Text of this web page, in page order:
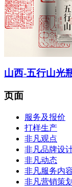
菜单 菜单
山西-五行山光
页面
服务及报价
打样生产
非凡观点
非凡品牌设
非凡动态
非凡服务内
非凡营销策划